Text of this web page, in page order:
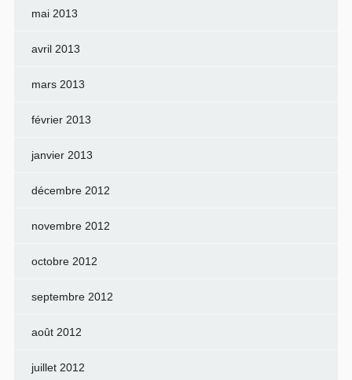
mai 2013
avril 2013
mars 2013
février 2013
janvier 2013
décembre 2012
novembre 2012
octobre 2012
septembre 2012
août 2012
juillet 2012